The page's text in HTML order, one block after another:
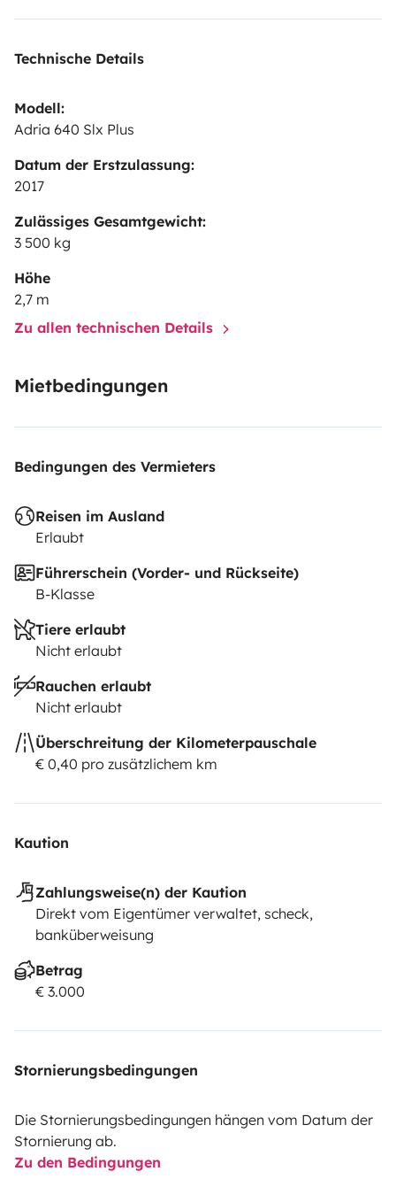
Technische Details
Modell:
Adria 640 Slx Plus
Datum der Erstzulassung:
2017
Zulässiges Gesamtgewicht:
3 500 kg
Höhe
2,7 m
Zu allen technischen Details
Mietbedingungen
Bedingungen des Vermieters
Reisen im Ausland
Erlaubt
Führerschein (Vorder- und Rückseite)
B-Klasse
Tiere erlaubt
Nicht erlaubt
Rauchen erlaubt
Nicht erlaubt
Überschreitung der Kilometerpauschale
€ 0,40 pro zusätzlichem km
Kaution
Zahlungsweise(n) der Kaution
Direkt vom Eigentümer verwaltet, scheck,
banküberweisung
Betrag
€ 3.000
Stornierungsbedingungen
Die Stornierungsbedingungen hängen vom Datum der
Stornierung ab.
Zu den Bedingungen